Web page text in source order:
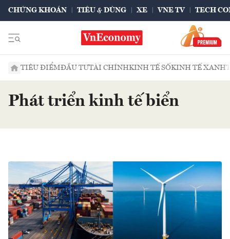
CHỨNG KHOÁN TIÊU & DÙNG XE VNE TV TECH
TIÊU ĐIỂMĐẦU TƯTÀI CHÍNHKINH TẾ SỐKINH TẾ XANH
Phát triển kinh tế biển